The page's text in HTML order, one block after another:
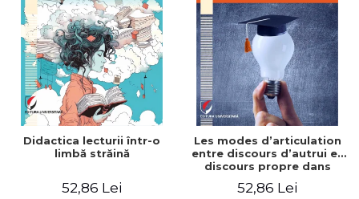
Didactica lecturii într-o
limbă străină
52,86 Lei
Les modes d’articulation
entre discours d’autrui et
discours propre dans
master
52,86 Lei